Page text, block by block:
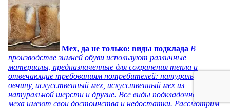
Мех, да не только: виды подклада В
производстве зимней обуви используют различные
материалы, предназначенные для сохранения тепла и
отвечающие требованиям потребителей: натуральную
овчину, искусственный мех, искусственный мех из
натуральной шерсти и другие. Все виды подкладочного
меха имеют свои достоинства и недостатки. Рассмотрим